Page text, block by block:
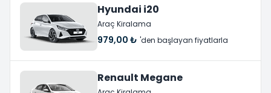
Hyundai i20
Araç Kiralama
979,00 ₺ 'den başlayan fiyatlarla
Renault Megane